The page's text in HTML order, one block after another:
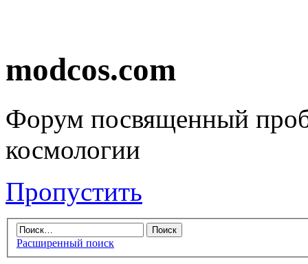
modcos.com
Форум посвященный
космологии
Пропустить
Расширенный поиск